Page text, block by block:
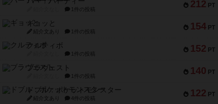
212 PT
1件の投稿
154 PT
ギョッと
紹介文あり 1件の投稿
152 PT
クルティボ
1件の投稿
140 PT
ブラヴェスト
1件の投稿
122 PT
ドブル：ポケットモンスター
紹介文あり 4件の投稿